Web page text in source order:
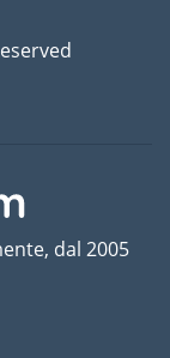
dal 2005